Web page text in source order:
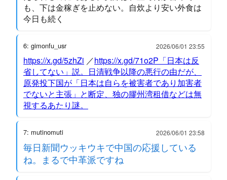
も、下は金稼ぎを止めない。自炊より安い外食は
今日も続く
6: gimonfu_usr 2026/06/01 23:55
https://x.gd/5zhZi ／https://x.gd/71o2P「日本は反
省してない」説。日清戦争以降の悪行の由だが、
原発投下国が「日本は自らを被害者であり加害者
でないと主張」と断定、独の膠州湾租借などは無
視するあたり謎。
7: mutinomuti 2026/06/01 23:58
毎日新聞ウッキウキで中国の応援している
ね。まるで中革派ですね